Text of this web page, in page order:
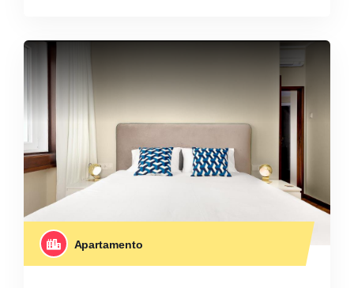
Apartamento